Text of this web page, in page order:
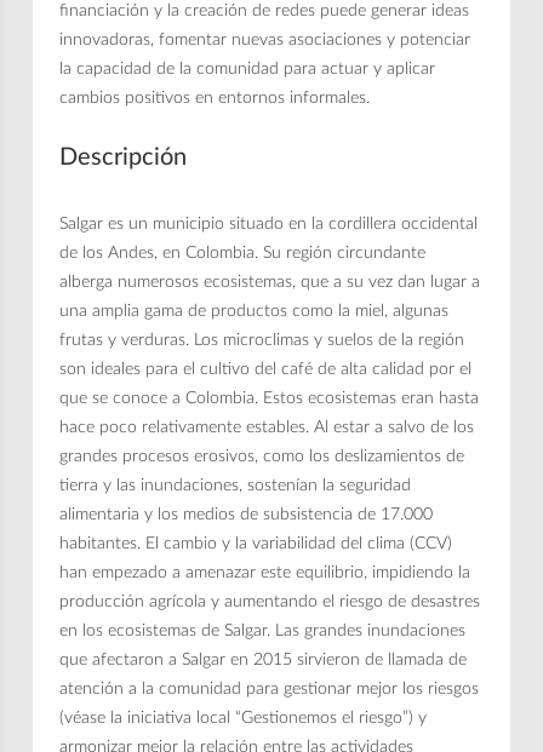
financiación y la creación de redes puede generar ideas
innovadoras, fomentar nuevas asociaciones y potenciar
la capacidad de la comunidad para actuar y aplicar
cambios positivos en entornos informales.
Descripción
Salgar es un municipio situado en la cordillera occidental
de los Andes, en Colombia. Su región circundante
alberga numerosos ecosistemas, que a su vez dan lugar a
una amplia gama de productos como la miel, algunas
frutas y verduras. Los microclimas y suelos de la región
son ideales para el cultivo del café de alta calidad por el
que se conoce a Colombia. Estos ecosistemas eran hasta
hace poco relativamente estables. Al estar a salvo de los
grandes procesos erosivos, como los deslizamientos de
tierra y las inundaciones, sostenían la seguridad
alimentaria y los medios de subsistencia de 17.000
habitantes. El cambio y la variabilidad del clima (CCV)
han empezado a amenazar este equilibrio, impidiendo la
producción agrícola y aumentando el riesgo de desastres
en los ecosistemas de Salgar. Las grandes inundaciones
que afectaron a Salgar en 2015 sirvieron de llamada de
atención a la comunidad para gestionar mejor los riesgos
(véase la iniciativa local “Gestionemos el riesgo”) y
armonizar mejor la relación entre las actividades